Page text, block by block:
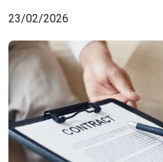
23/02/2026